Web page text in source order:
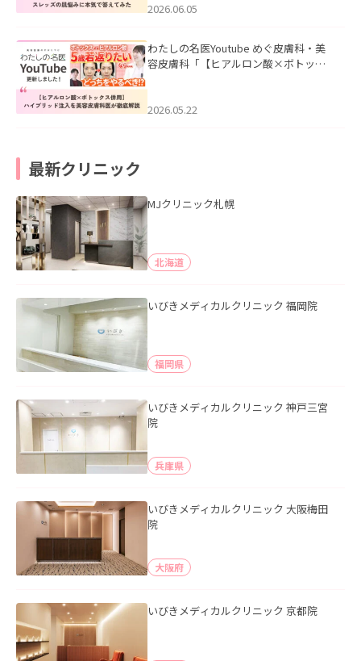
2026.06.05
わたしの名医Youtube めぐ皮膚科・美
容皮膚科「【ヒアルロン酸×ボトック
た。
2026.05.22
最新クリニック
MJクリニック札幌
北海道
いびきメディカルクリニック 福岡院
福岡県
いびきメディカルクリニック 神戸三宮
院
兵庫県
いびきメディカルクリニック 大阪梅田
院
大阪府
いびきメディカルクリニック 京都院